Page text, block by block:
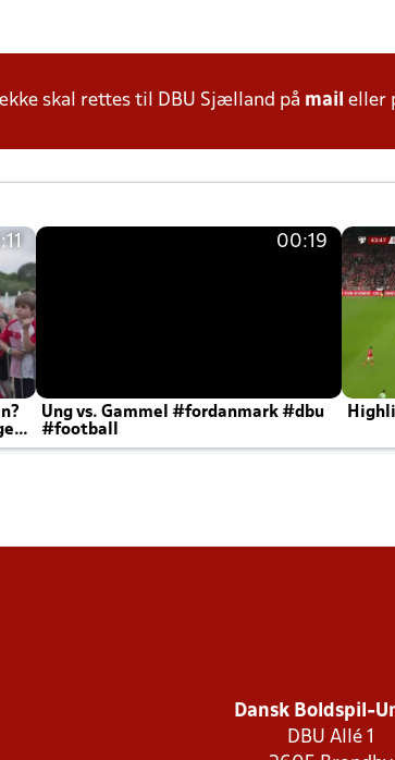
skal rettes til DBU Sjælland på mail eller
00:19
Ung vs. Gammel #fordanmark #dbu
#football
Dansk Boldspil-
DBU Allé 1